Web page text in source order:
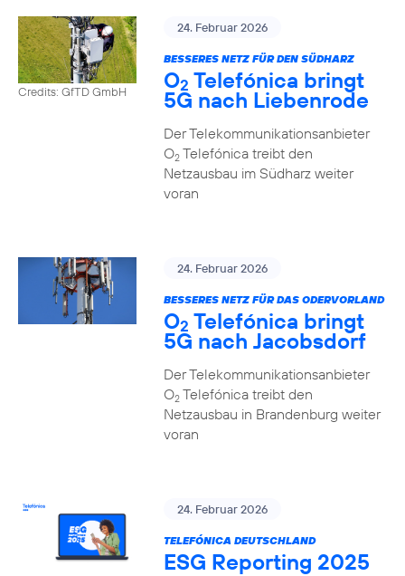
Credits: GfTD GmbH
24. Februar 2026
BESSERES NETZ FÜR DEN SÜDHARZ
O2 Telefónica bringt
5G nach Liebenrode
Der Telekommunikationsanbieter
O2Telefónica treibt den
Netzausbau im Südharz weiter
voran
24. Februar 2026
BESSERES NETZ FÜR DAS ODERVORLAND
O2 Telefónica bringt
5G nach Jacobsdorf
Der Telekommunikationsanbieter
O2Telefónica treibt den
Netzausbau in Brandenburg weiter
voran
24. Februar 2026
TELEFÓNICA DEUTSCHLAND
ESG Reporting 2025